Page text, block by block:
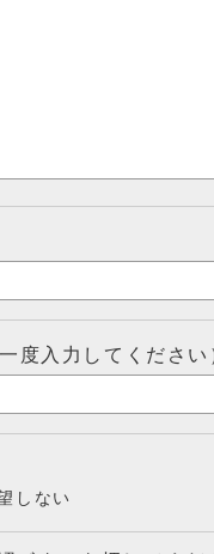
度入力してください
しない